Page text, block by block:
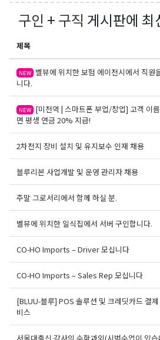
구인 + 구직 게시판에 최
제목
NEW 벨뷰에 위치한 보험 에이전시에서 직원
니다.
NEW [미전역 | 스마트폰 부업/창업] 고객 이
면 평생 연금 20% 지급!
2차전지 장비 설치 및 유지보수 인재 채용
블루리본 사업개발 및 운영 관리자 채용
주말 그로서리에서 함께 하실 분.
벨뷰에 위치한 일식집에서 서버 구인합니다.
CO-HO Imports – Driver 모십니다
CO-HO Imports – Sales Rep 모십니다
[BLUU-블루] POS 솔루션 및 크레딧카드 결
비스